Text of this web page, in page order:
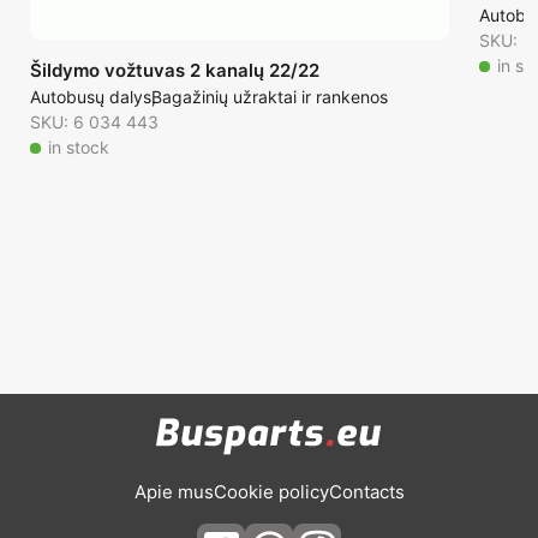
Šildymo vožtuvas 2 kanalų 22/22
Autobusų dalysBagažinių užraktai ir rankenos
SKU: 6 034 443
in stock
SKU:
in
Apie musCookie policyContacts